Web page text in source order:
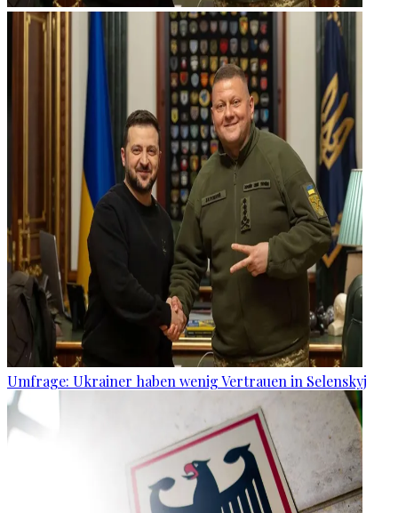
Umfrage: Ukrainer haben wenig Vertrauen in Selenskyj